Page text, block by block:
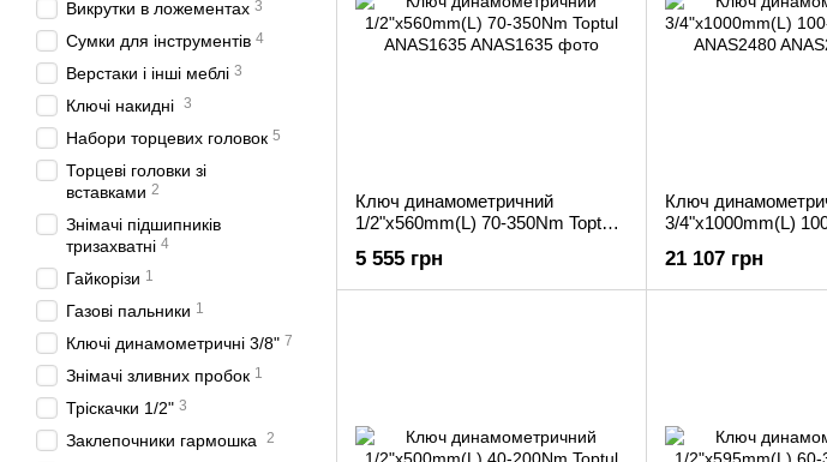
Ключ динамометричний
1/2"x560mm(L) 70-350Nm Toptul
5 555 грн
Ключ
3/4"x1000mm(L)
21 107 грн
Викрутки в ложементах 3
Сумки для інструментів 4
Верстаки і інші меблі 3
Ключі накидні 3
Набори торцевих головок 5
Торцеві головки зі
вставками 2
Знімачі підшипників
тризахватні 4
Гайкорізи 1
Газові пальники 1
Ключі динамометричні 3/8" 7
Знімaчі зливниx пpoбoк 1
Тріскачки 1/2" 3
Заклепочники гармошка 2